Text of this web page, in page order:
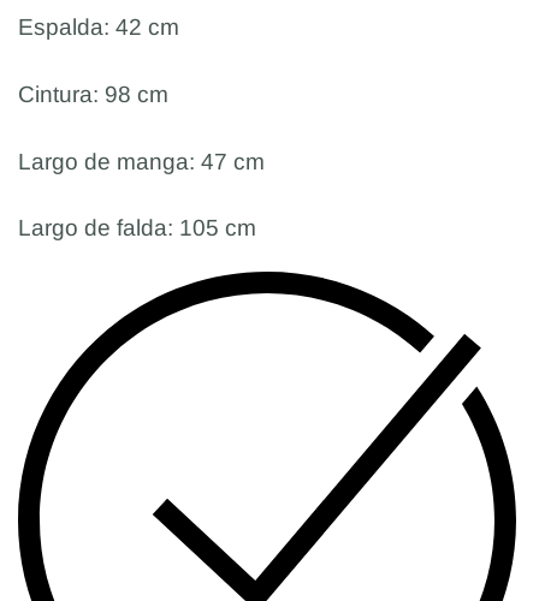
Espalda: 42 cm
Cintura: 98 cm
Largo de manga: 47 cm
Largo de falda: 105 cm